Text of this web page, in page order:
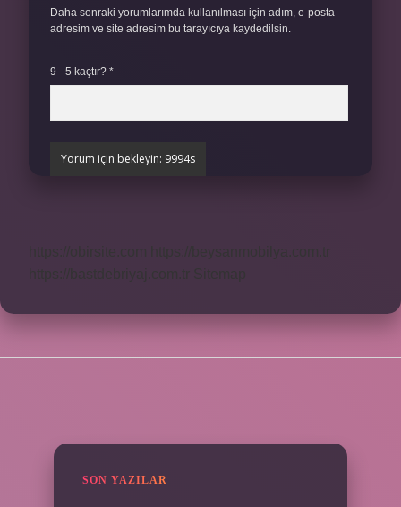
Daha sonraki yorumlarımda kullanılması için adım, e-posta
adresim ve site adresim bu tarayıcıya kaydedilsin.
9 - 5 kaçtır? *
SON YAZILAR